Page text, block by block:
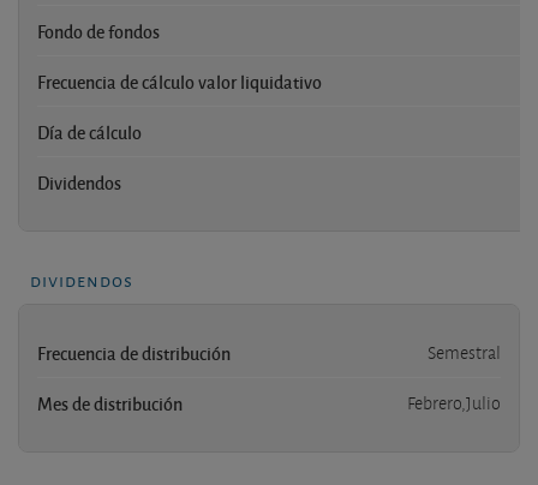
Fondo de fondos
Frecuencia de cálculo valor liquidativo
Día de cálculo
Dividendos
dividendos
Frecuencia de distribución Semestral
Mes de distribución Febrero,Julio